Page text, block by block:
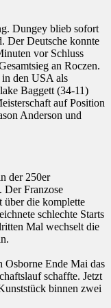
Dungey blieb sofort
Der Deutsche konnte
vor Schluss
an Roczen.
in den USA als
Baggett (34-11)
auf Position
Anderson und
der 250er
Der Franzose
über die komplette
schlechte Starts
Mal wechselt die
Osborne Ende Mai das
schaffte. Jetzt
binnen zwei